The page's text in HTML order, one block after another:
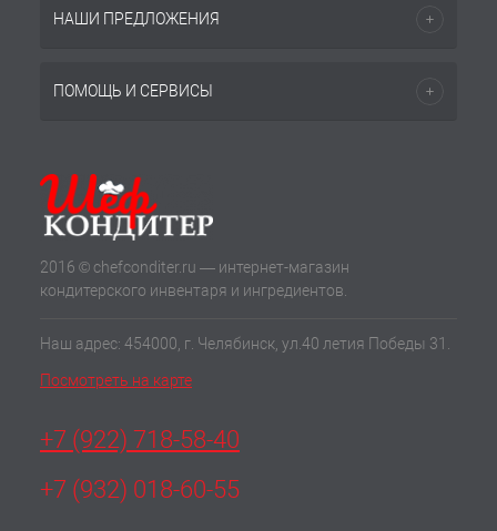
НАШИ ПРЕДЛОЖЕНИЯ
ПОМОЩЬ И СЕРВИСЫ
2016 © chefconditer.ru — интернет-магазин
кондитерского инвентаря и ингредиентов.
Наш адрес: 454000, г. Челябинск, ул.40 летия Победы 31.
Посмотреть на карте
+7 (922) 718-58-40
+7 (932) 018-60-55